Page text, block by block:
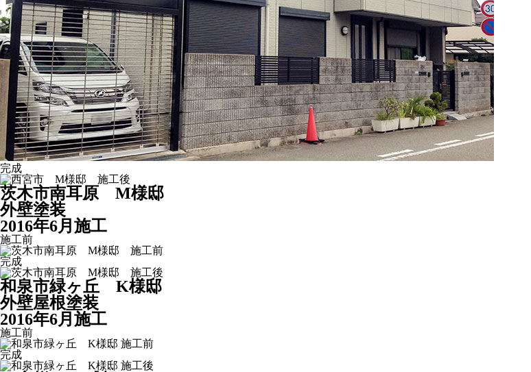
完成
茨木市南耳原 M様邸
外壁塗装
2016年6月施工
施工前
完成
和泉市緑ヶ丘 K様邸
外壁屋根塗装
2016年6月施工
施工前
完成